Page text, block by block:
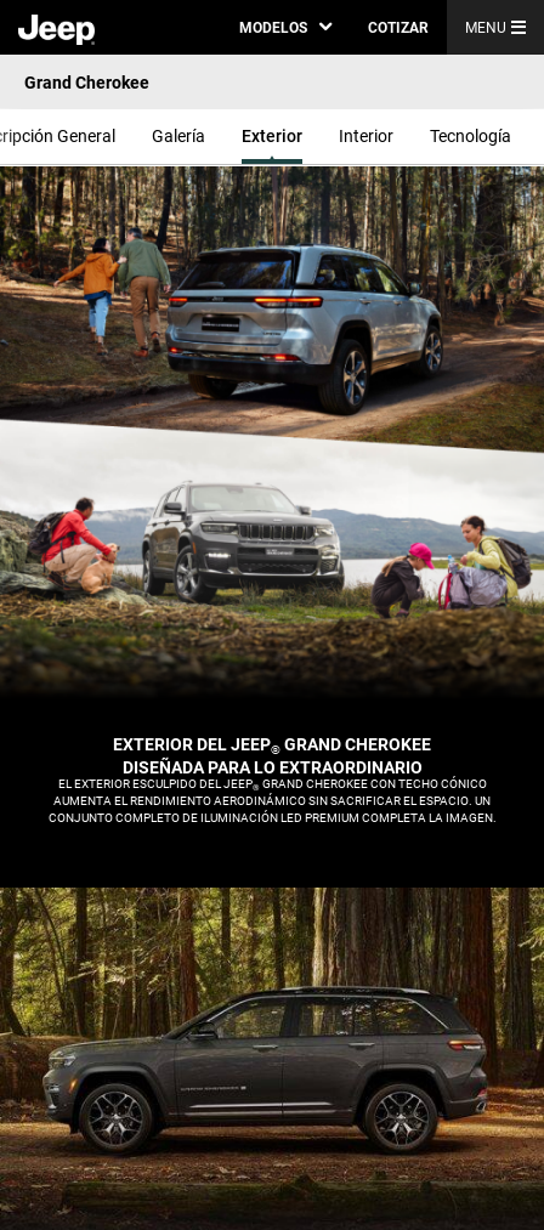
MODELOS COTIZAR MENU
Grand Cherokee
General Galería Exterior Interior Tecnología
EXTERIOR DEL JEEP® GRAND CHEROKEE
DISEÑADA PARA LO EXTRAORDINARIO
EL EXTERIOR ESCULPIDO DEL JEEP® GRAND CHEROKEE CON TECHO CÓNICO
AUMENTA EL RENDIMIENTO AERODINÁMICO SIN SACRIFICAR EL ESPACIO. UN
CONJUNTO COMPLETO DE ILUMINACIÓN LED PREMIUM COMPLETA LA IMAGEN.